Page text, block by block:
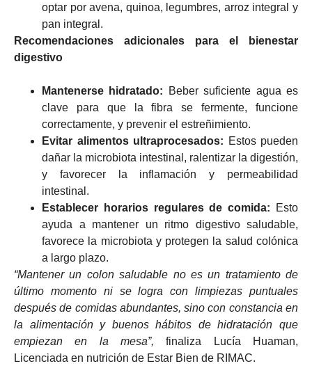
optar por avena, quinoa, legumbres, arroz integral y
pan integral.
Recomendaciones adicionales para el bienestar
digestivo
Mantenerse hidratado: Beber suficiente agua es
clave para que la fibra se fermente, funcione
correctamente, y prevenir el estreñimiento.
Evitar alimentos ultraprocesados: Estos pueden
dañar la microbiota intestinal, ralentizar la digestión,
y favorecer la inflamación y permeabilidad
intestinal.
Establecer horarios regulares de comida: Esto
ayuda a mantener un ritmo digestivo saludable,
favorece la microbiota y protegen la salud colónica
a largo plazo.
“Mantener un colon saludable no es un tratamiento de
último momento ni se logra con limpiezas puntuales
después de comidas abundantes, sino con constancia en
la alimentación y buenos hábitos de hidratación que
empiezan en la mesa”, finaliza Lucía Huaman,
Licenciada en nutrición de Estar Bien de RIMAC.